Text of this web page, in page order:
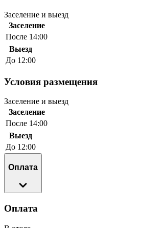
Заселение и выезд
Заселение
После 14:00
Выезд
До 12:00
Условия размещения
Заселение и выезд
Заселение
После 14:00
Выезд
До 12:00
Оплата
Оплата